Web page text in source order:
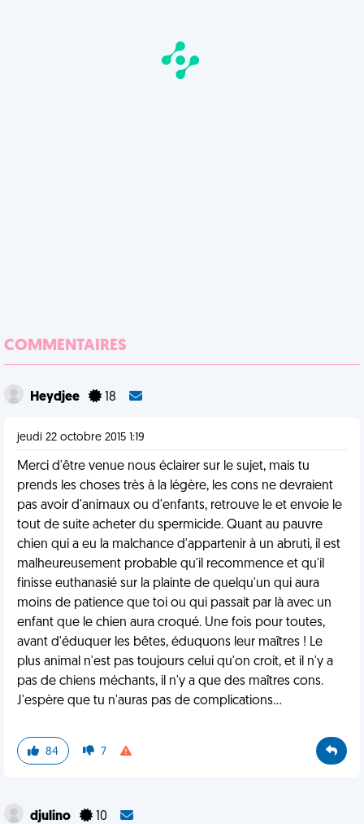
COMMENTAIRES
Heydjee 18
jeudi 22 octobre 2015 1:19
Merci d'être venue nous éclairer sur le sujet, mais tu
prends les choses très à la légère, les cons ne devraient
pas avoir d'animaux ou d'enfants, retrouve le et envoie le
tout de suite acheter du spermicide. Quant au pauvre
chien qui a eu la malchance d'appartenir à un abruti, il est
malheureusement probable qu'il recommence et qu'il
finisse euthanasié sur la plainte de quelqu'un qui aura
moins de patience que toi ou qui passait par là avec un
enfant que le chien aura croqué. Une fois pour toutes,
avant d'éduquer les bêtes, éduquons leur maîtres ! Le
plus animal n'est pas toujours celui qu'on croit, et il n'y a
pas de chiens méchants, il n'y a que des maîtres cons.
J'espère que tu n'auras pas de complications...
84 7
djulino 10